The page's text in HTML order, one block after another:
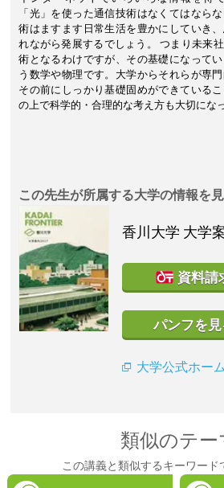
「光」を使った通信技術はなくてはなら
術はますます日常生活を豊かにしていき
れながら発展するでしょう。 つまり未来
術となるわけですが、その基礎になって
う数学や物理です。大学からそれらが専
その前にしっかり基礎固めができている
の上で科学的・合理的な考え方も大切にな
この先生が所属する大学の情報を
香川大学 大学
資料請
パンフを見
大学公式ホー
類似のテー
この講義と類似するキーワード